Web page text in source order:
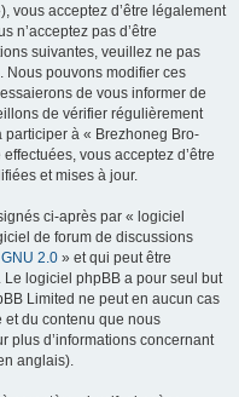
vous acceptez d’être légalement
n’acceptez pas d’être
suivantes, veuillez ne pas
Nous pouvons modifier ces
de vous informer de
de vérifier régulièrement
participer à « Brezhoneg Bro-
vous acceptez d’être
et mises à jour.
ci-après par « logiciel
de forum de discussions
2.0 » et qui peut être
Le logiciel phpBB a pour seul but
Limited ne peut en aucun cas
et du contenu que nous
plus d’informations concernant
anglais).